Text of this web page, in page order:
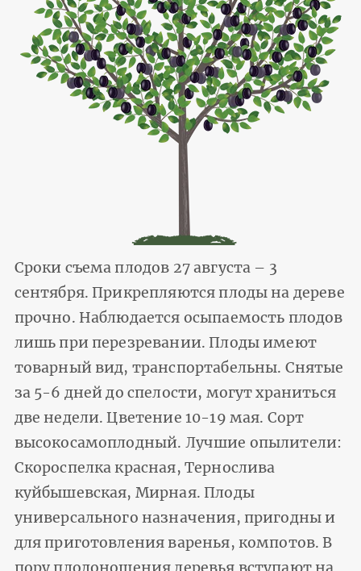
Сроки съема плодов 27 августа – 3
сентября. Прикрепляются плоды на дереве
прочно. Наблюдается осыпаемость плодов
лишь при перезревании. Плоды имеют
товарный вид, транспортабельны. Снятые
за 5-6 дней до спелости, могут храниться
две недели. Цветение 10-19 мая. Сорт
высокосамоплодный. Лучшие опылители:
Скороспелка красная, Тернослива
куйбышевская, Мирная. Плоды
универсального назначения, пригодны и
для приготовления варенья, компотов. В